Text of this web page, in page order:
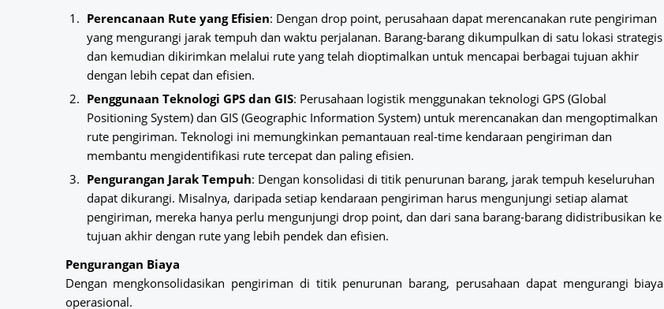
Perencanaan Rute yang Efisien: Dengan drop point, perusahaan dapat merencanakan rute pengiriman
yang mengurangi jarak tempuh dan waktu perjalanan. Barang-barang dikumpulkan di satu lokasi strategis
dan kemudian dikirimkan melalui rute yang telah dioptimalkan untuk mencapai berbagai tujuan akhir
dengan lebih cepat dan efisien.
Penggunaan Teknologi GPS dan GIS: Perusahaan logistik menggunakan teknologi GPS (Global
Positioning System) dan GIS (Geographic Information System) untuk merencanakan dan mengoptimalkan
rute pengiriman. Teknologi ini memungkinkan pemantauan real-time kendaraan pengiriman dan
membantu mengidentifikasi rute tercepat dan paling efisien.
Pengurangan Jarak Tempuh: Dengan konsolidasi di titik penurunan barang, jarak tempuh keseluruhan
dapat dikurangi. Misalnya, daripada setiap kendaraan pengiriman harus mengunjungi setiap alamat
pengiriman, mereka hanya perlu mengunjungi drop point, dan dari sana barang-barang didistribusikan ke
tujuan akhir dengan rute yang lebih pendek dan efisien.
Pengurangan Biaya
Dengan mengkonsolidasikan pengiriman di titik penurunan barang, perusahaan dapat mengurangi biaya
operasional.